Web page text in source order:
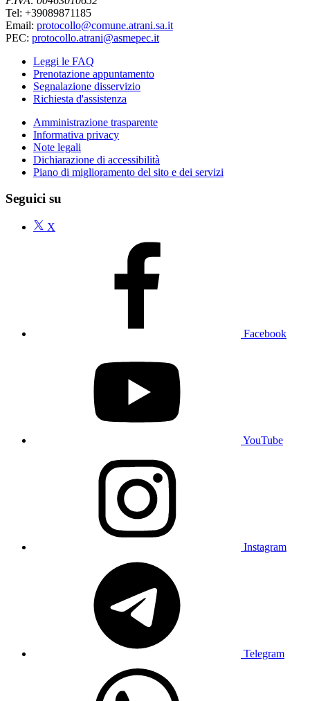
Tel: +39089871185
Email: protocollo@comune.atrani.sa.it
PEC: protocollo.atrani@asmepec.it
Leggi le FAQ
Prenotazione appuntamento
Segnalazione disservizio
Richiesta d'assistenza
Amministrazione trasparente
Informativa privacy
Note legali
Dichiarazione di accessibilità
Piano di miglioramento del sito e dei servizi
Seguici su
X
Facebook
YouTube
Instagram
Telegram